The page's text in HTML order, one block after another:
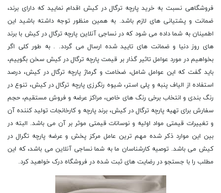
فروشگاهی نسبت به خرید پارچه ترگال در کیش اقدام نمایید که دارای برند،
ضمانت و پشتیانی های لازم باشد. به همین منظور توجه داشته باشید این
اطمینان به شما داده می شود که در نساجی آنلاین پارچه ترگال در کیش با برند
های روز دنیا و ضمانت های تایید شده ارسال می گردد. . به طور کلی اگر
بخواهیم در مورد عوامل تاثیر گذار بر قیمت پارچه ترگال در کیش سخن بگوییم،
باید گفت که این عوامل شامل، ضخامت و گرماژ پارچه ترگال در کیش، درصد
استفاده از الیاف پنبه و پلی استر، شیوه رنگرزی پارچه ترگال در کیش، تنوع در
رنگ بندی و انتخاب برخی رنگ های خاص، مراکز عرضه و فروش مستقیم، حجم
سفارش برای تهیه پارچه ترگال در کیش، برند پارچه و کارخانجات تولید کننده آن
و تغییرات قیمتی مواد اولیه و نوسانات قیمتی موثر بر آن می باشد. البته در
بین این موارد ذکر شده مهم ترین عامل مرکز پخش و عرضه پارچه تگرال در
کیش می باشد. توصیه کارشناسان ما به شما نساجی آنلاین می باشد، که این
مطلب را با جستجو در رضایت های ثبت شده در فروشگاه درک خواهید کرد.